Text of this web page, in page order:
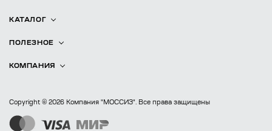
КАТАЛОГ
ПОЛЕЗНОЕ
КОМПАНИЯ
Copyright © 2026 Компания "МОССИЗ". Все права защищены